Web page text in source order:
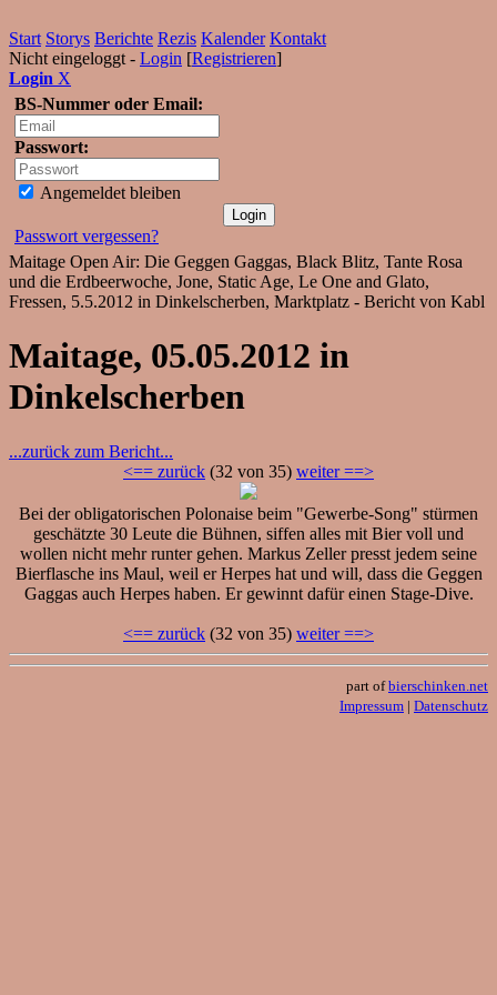
Start Storys Berichte Rezis Kalender Kontakt
Nicht eingeloggt - Login [Registrieren]
Login X
BS-Nummer oder Email:
Passwort:
Angemeldet bleiben
Passwort vergessen?
Maitage Open Air: Die Geggen Gaggas, Black Blitz, Tante Rosa
und die Erdbeerwoche, Jone, Static Age, Le One and Glato,
Fressen, 5.5.2012 in Dinkelscherben, Marktplatz - Bericht von Kabl
Maitage, 05.05.2012 in
Dinkelscherben
...zurück zum Bericht...
<== zurück (32 von 35) weiter ==>
Bei der obligatorischen Polonaise beim "Gewerbe-Song" stürmen
geschätzte 30 Leute die Bühnen, siffen alles mit Bier voll und
wollen nicht mehr runter gehen. Markus Zeller presst jedem seine
Bierflasche ins Maul, weil er Herpes hat und will, dass die Geggen
Gaggas auch Herpes haben. Er gewinnt dafür einen Stage-Dive.
<== zurück (32 von 35) weiter ==>
part ofbierschinken.net
Impressum | Datenschutz